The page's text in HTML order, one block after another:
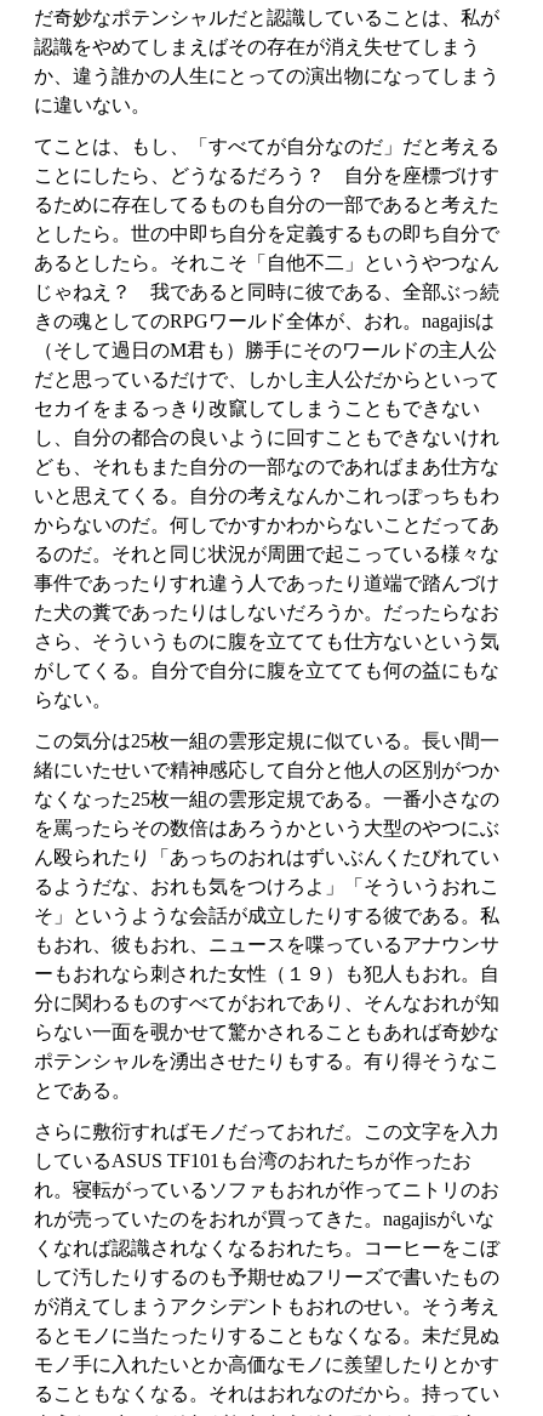
だ奇妙なポテンシャルだと認識していることは、私が
認識をやめてしまえばその存在が消え失せてしまう
か、違う誰かの人生にとっての演出物になってしまう
に違いない。
てことは、もし、「すべてが自分なのだ」だと考える
ことにしたら、どうなるだろう？ 自分を座標づけす
るために存在してるものも自分の一部であると考えた
としたら。世の中即ち自分を定義するもの即ち自分で
あるとしたら。それこそ「自他不二」というやつなん
じゃねえ？ 我であると同時に彼である、全部ぶっ続
きの魂としてのRPGワールド全体が、おれ。nagajisは
（そして過日のM君も）勝手にそのワールドの主人公
だと思っているだけで、しかし主人公だからといって
セカイをまるっきり改竄してしまうこともできない
し、自分の都合の良いように回すこともできないけれ
ども、それもまた自分の一部なのであればまあ仕方な
いと思えてくる。自分の考えなんかこれっぽっちもわ
からないのだ。何しでかすかわからないことだってあ
るのだ。それと同じ状況が周囲で起こっている様々な
事件であったりすれ違う人であったり道端で踏んづけ
た犬の糞であったりはしないだろうか。だったらなお
さら、そういうものに腹を立てても仕方ないという気
がしてくる。自分で自分に腹を立てても何の益にもな
らない。
この気分は25枚一組の雲形定規に似ている。長い間一
緒にいたせいで精神感応して自分と他人の区別がつか
なくなった25枚一組の雲形定規である。一番小さなの
を罵ったらその数倍はあろうかという大型のやつにぶ
ん殴られたり「あっちのおれはずいぶんくたびれてい
るようだな、おれも気をつけろよ」「そういうおれこ
そ」というような会話が成立したりする彼である。私
もおれ、彼もおれ、ニュースを喋っているアナウンサ
ーもおれなら刺された女性（１９）も犯人もおれ。自
分に関わるものすべてがおれであり、そんなおれが知
らない一面を覗かせて驚かされることもあれば奇妙な
ポテンシャルを湧出させたりもする。有り得そうなこ
とである。
さらに敷衍すればモノだっておれだ。この文字を入力
しているASUS TF101も台湾のおれたちが作ったお
れ。寝転がっているソファもおれが作ってニトリのお
れが売っていたのをおれが買ってきた。nagajisがいな
くなれば認識されなくなるおれたち。コーヒーをこぼ
して汚したりするのも予期せぬフリーズで書いたもの
が消えてしまうアクシデントもおれのせい。そう考え
るとモノに当たったりすることもなくなる。未だ見ぬ
モノ手に入れたいとか高価なモノに羨望したりとかす
ることもなくなる。それはおれなのだから。持ってい